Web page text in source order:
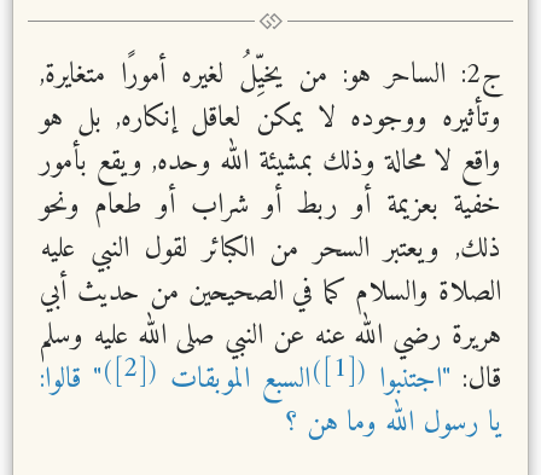
ج2: الساحر هو: من يخيِّلُ لغيره أمورًا متغايرة,
وتأثيره ووجوده لا يمكن لعاقل إنكاره, بل هو
واقع لا محالة وذلك بمشيئة الله وحده, ويقع بأمور
خفية بعزيمة أو ربط أو شراب أو طعام ونحو
ذلك, ويعتبر السحر من الكبائر لقول النبي عليه
الصلاة والسلام كما في الصحيحين من حديث أبي
هريرة رضي الله عنه عن النبي صلى الله عليه وسلم
قال: "اجتنبوا (
[1]
)السبع الموبقات (
[2]
)" قالوا:
يا رسول الله وما هن ؟